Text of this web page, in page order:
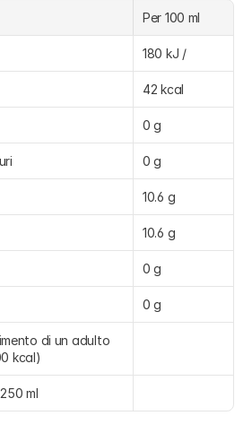
Per 100 ml
180 kJ /
42 kcal
0 g
0 g
10.6 g
10.6 g
0 g
0 g
di un adulto
kcal)
ml